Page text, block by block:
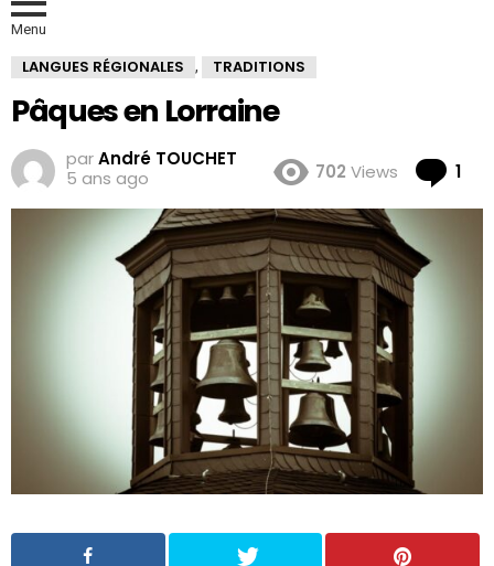
Menu
LANGUES RÉGIONALES , TRADITIONS
Pâques en Lorraine
parAndré TOUCHET
5 ans ago
702 Views 1